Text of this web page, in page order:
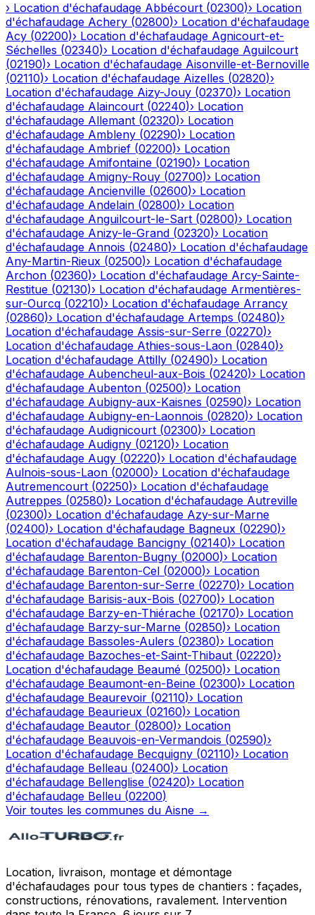
› Location d'échafaudage Abbécourt (02300)› Location
d'échafaudage Achery (02800)› Location d'échafaudage
Acy (02200)› Location d'échafaudage Agnicourt-et-
Séchelles (02340)› Location d'échafaudage Aguilcourt
(02190)› Location d'échafaudage Aisonville-et-Bernoville
(02110)› Location d'échafaudage Aizelles (02820)›
Location d'échafaudage Aizy-Jouy (02370)› Location
d'échafaudage Alaincourt (02240)› Location
d'échafaudage Allemant (02320)› Location
d'échafaudage Ambleny (02290)› Location
d'échafaudage Ambrief (02200)› Location
d'échafaudage Amifontaine (02190)› Location
d'échafaudage Amigny-Rouy (02700)› Location
d'échafaudage Ancienville (02600)› Location
d'échafaudage Andelain (02800)› Location
d'échafaudage Anguilcourt-le-Sart (02800)› Location
d'échafaudage Anizy-le-Grand (02320)› Location
d'échafaudage Annois (02480)› Location d'échafaudage
Any-Martin-Rieux (02500)› Location d'échafaudage
Archon (02360)› Location d'échafaudage Arcy-Sainte-
Restitue (02130)› Location d'échafaudage Armentières-
sur-Ourcq (02210)› Location d'échafaudage Arrancy
(02860)› Location d'échafaudage Artemps (02480)›
Location d'échafaudage Assis-sur-Serre (02270)›
Location d'échafaudage Athies-sous-Laon (02840)›
Location d'échafaudage Attilly (02490)› Location
d'échafaudage Aubencheul-aux-Bois (02420)› Location
d'échafaudage Aubenton (02500)› Location
d'échafaudage Aubigny-aux-Kaisnes (02590)› Location
d'échafaudage Aubigny-en-Laonnois (02820)› Location
d'échafaudage Audignicourt (02300)› Location
d'échafaudage Audigny (02120)› Location
d'échafaudage Augy (02220)› Location d'échafaudage
Aulnois-sous-Laon (02000)› Location d'échafaudage
Autremencourt (02250)› Location d'échafaudage
Autreppes (02580)› Location d'échafaudage Autreville
(02300)› Location d'échafaudage Azy-sur-Marne
(02400)› Location d'échafaudage Bagneux (02290)›
Location d'échafaudage Bancigny (02140)› Location
d'échafaudage Barenton-Bugny (02000)› Location
d'échafaudage Barenton-Cel (02000)› Location
d'échafaudage Barenton-sur-Serre (02270)› Location
d'échafaudage Barisis-aux-Bois (02700)› Location
d'échafaudage Barzy-en-Thiérache (02170)› Location
d'échafaudage Barzy-sur-Marne (02850)› Location
d'échafaudage Bassoles-Aulers (02380)› Location
d'échafaudage Bazoches-et-Saint-Thibaut (02220)›
Location d'échafaudage Beaumé (02500)› Location
d'échafaudage Beaumont-en-Beine (02300)› Location
d'échafaudage Beaurevoir (02110)› Location
d'échafaudage Beaurieux (02160)› Location
d'échafaudage Beautor (02800)› Location
d'échafaudage Beauvois-en-Vermandois (02590)›
Location d'échafaudage Becquigny (02110)› Location
d'échafaudage Belleau (02400)› Location
d'échafaudage Bellenglise (02420)› Location
d'échafaudage Belleu (02200)
Voir toutes les communes du Aisne →
Location, livraison, montage et démontage
d'échafaudages pour tous types de chantiers : façades,
constructions, rénovations, ravalement. Intervention